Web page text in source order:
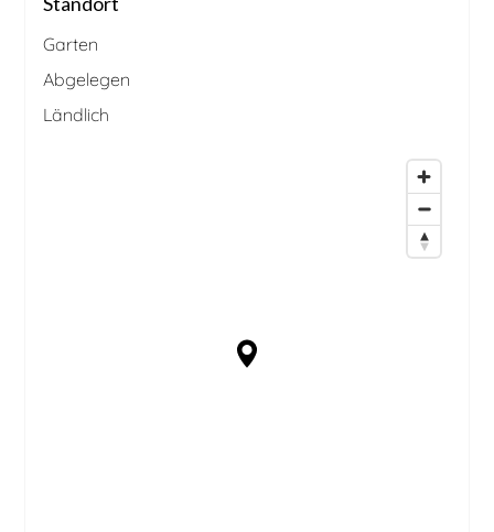
Garten
Abgelegen
Ländlich